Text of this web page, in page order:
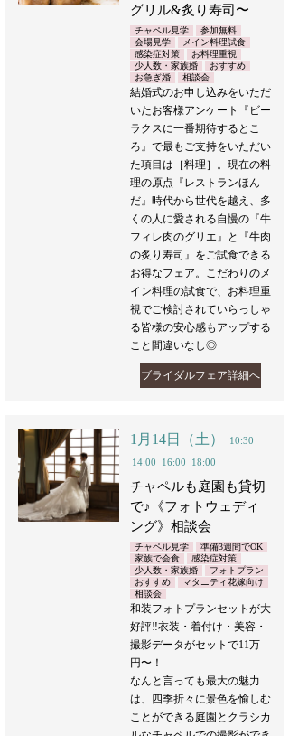
グリル&炙り寿司〜
チャペル見学
参加無料
会場見学
メイン料理試食
感染症対策
お料理重視
少人数・家族婚
おすすめ
お急ぎ婚
相談会
結婚式のお申し込みをいただ
いたお客様アンケート『ビー
ラクスに一番期待するとこ
ろ』で最もご支持をいただい
た項目は［料理］。現在の料
理の原点『レストランほん
だ』時代から世代を越え、多
くの人に愛される自慢の『牛
フィレ肉のグリエ』と『牛肉
の炙り寿司』をご試食できる
お得なフェア。こだわりのメ
イン料理の試食で、お料理重
視でご検討されていらっしゃ
る皆様の安心感もアップする
こと間違いなし◎
ブライダルフェア詳細へ
1月14日（土）
10:30
14:00
16:00 18:00
チャペルも庭園も貸切
で♪《フォトウェディ
ング》相談会
チャペル見学
準備3週間でOK
家族で会食
感染症対策
少人数・家族婚
フォトプラン
おすすめ
マタニティ花嫁向け
相談会
和装フォトプランセットが大
好評‼︎衣装・着付け・美容・
撮影データがセットで11万
円〜！
なんと言っても最大の魅力
は、四季折々に景色を愉しむ
ことができる庭園とクラシカ